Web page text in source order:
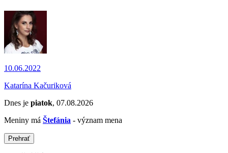
10.06.2022
Katarína Kačuriková
Dnes je piatok, 07.08.2026
Meniny má Štefánia - význam mena
Prehrať